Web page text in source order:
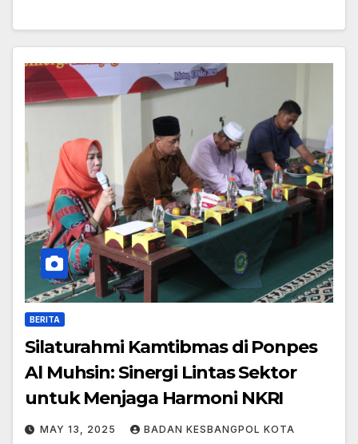
BERITA
Silaturahmi Kamtibmas di Ponpes
Al Muhsin: Sinergi Lintas Sektor
untuk Menjaga Harmoni NKRI
MAY 13, 2025 BADAN KESBANGPOL KOTA